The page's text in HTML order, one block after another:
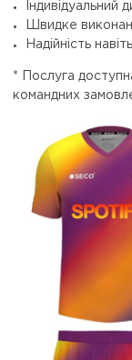
Швидке
Надійність
* Послуга
командних